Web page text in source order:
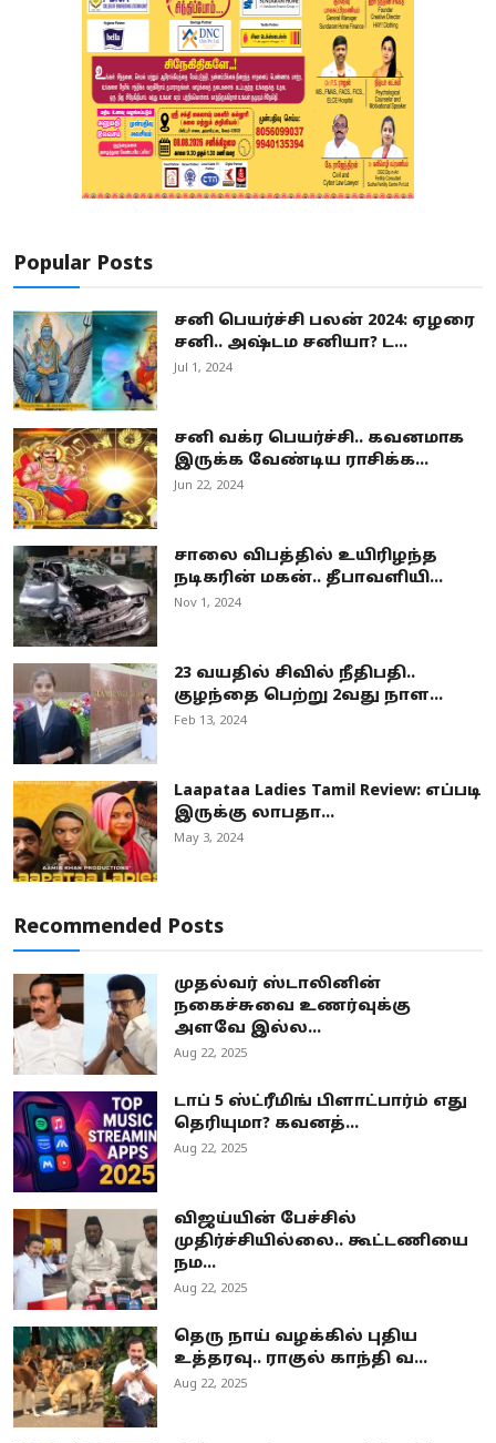
Popular Posts
சனி பெயர்ச்சி பலன் 2024: ஏழரை
சனி.. அஷ்டம சனியா? ட...
Jul 1, 2024
சனி வக்ர பெயர்ச்சி.. கவனமாக
இருக்க வேண்டிய ராசிக்க...
Jun 22, 2024
சாலை விபத்தில் உயிரிழந்த
நடிகரின் மகன்.. தீபாவளியி...
Nov 1, 2024
23 வயதில் சிவில் நீதிபதி..
குழந்தை பெற்று 2வது நாள...
Feb 13, 2024
Laapataa Ladies Tamil Review: எப்படி
இருக்கு லாபதா...
May 3, 2024
Recommended Posts
முதல்வர் ஸ்டாலினின்
நகைச்சுவை உணர்வுக்கு
அளவே இல்ல...
Aug 22, 2025
டாப் 5 ஸ்ட்ரீமிங் பிளாட்பார்ம் எது
தெரியுமா? கவனத்...
Aug 22, 2025
விஜய்யின் பேச்சில்
முதிர்ச்சியில்லை.. கூட்டணியை
நம...
Aug 22, 2025
தெரு நாய் வழக்கில் புதிய
உத்தரவு.. ராகுல் காந்தி வ...
Aug 22, 2025